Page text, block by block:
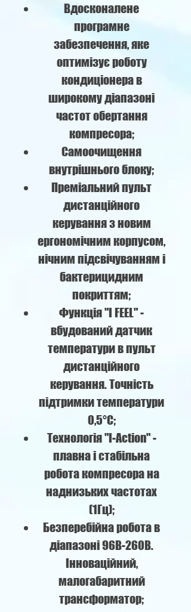
Вдосконалене
програмне
забезпечення, яке
оптимізує роботу
кондиціонера в
широкому діапазоні
частот обертання
компресора;
Самоочищення
внутрішнього блоку;
Преміальний пульт
дистанційного
керування з новим
ергономічним корпусом,
нічним підсвічуванням і
бактерицидним
покриттям;
Функція "I FEEL" -
вбудований датчик
температури в пульт
дистанційного
керування. Точність
підтримки температури
0,5°C;
Технологія "I-Action" -
плавна і стабільна
робота компресора на
наднизьких частотах
(1Гц);
Безперебійна робота в
діапазоні 96В-260В.
Інноваційний,
малогабаритний
трансформатор;